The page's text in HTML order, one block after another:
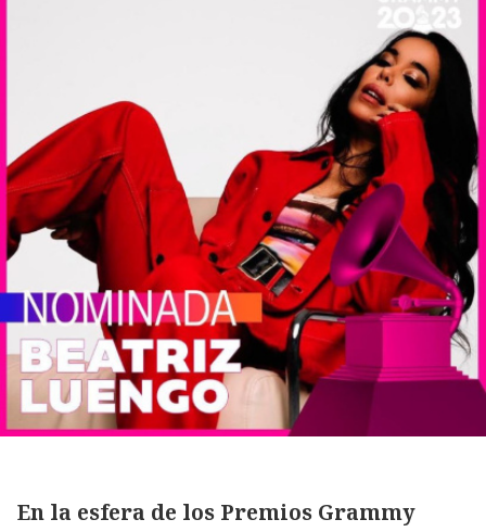
En la esfera de los Premios Grammy